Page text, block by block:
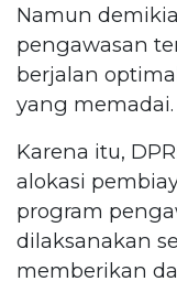
Namun
pengawasan
berjalan
yang memadai.
Karena itu,
alokasi
program
dilaksanakan
memberikan